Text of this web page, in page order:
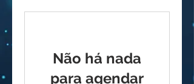
Não há nada
para agendar